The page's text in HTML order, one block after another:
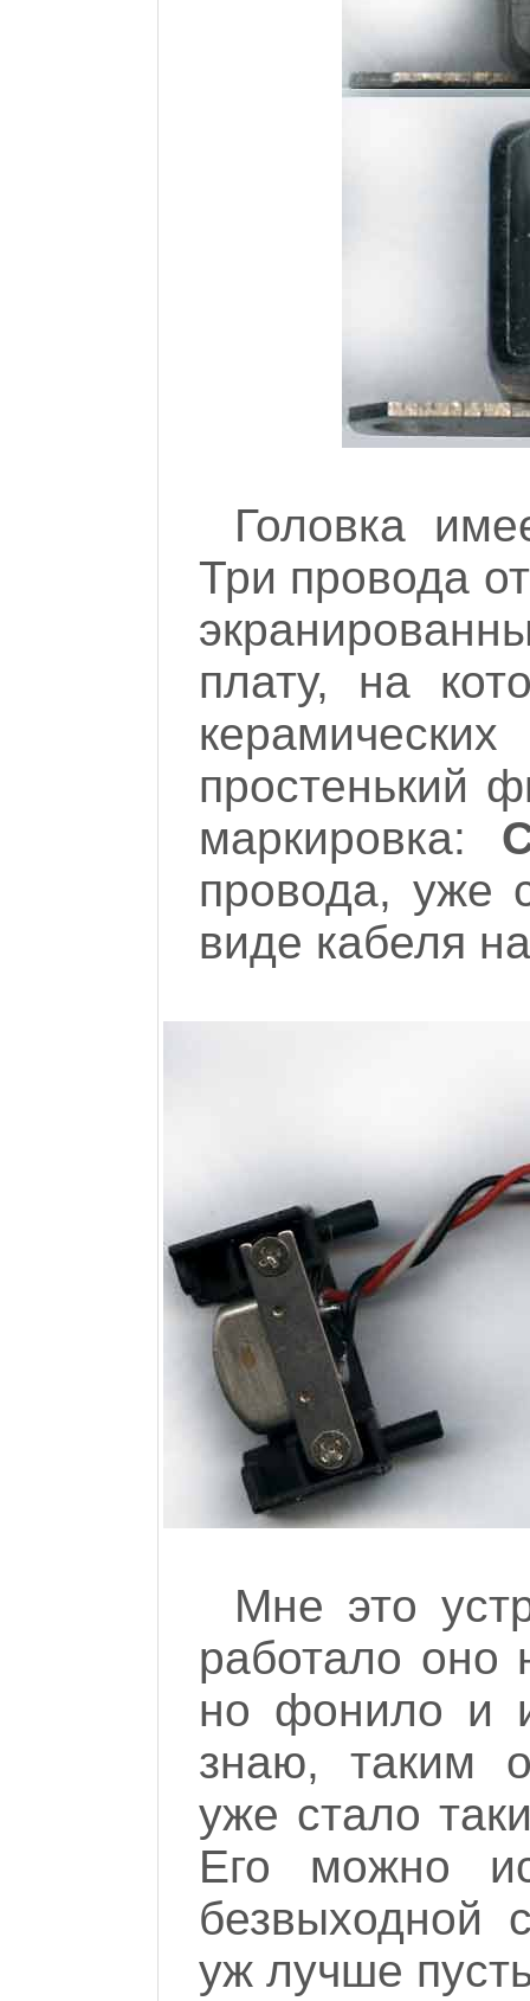
Головка
Три провода
плату, на
простенький
маркировка:
провода, уже
виде кабеля
Мне это
работало оно
но фонило и
знаю, таким
уже стало
Его можно
безвыходной
уж лучше